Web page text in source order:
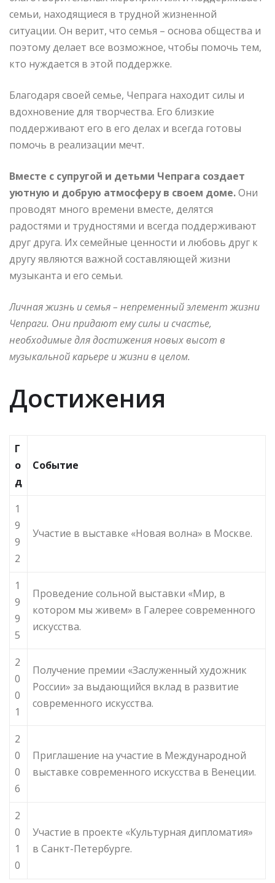
семьи, находящиеся в трудной жизненной
ситуации. Он верит, что семья – основа общества и
поэтому делает все возможное, чтобы помочь тем,
кто нуждается в этой поддержке.
Благодаря своей семье, Чепрага находит силы и
вдохновение для творчества. Его близкие
поддерживают его в его делах и всегда готовы
помочь в реализации мечт.
Вместе с супругой и детьми Чепрага создает
уютную и добрую атмосферу в своем доме.Они
проводят много времени вместе, делятся
радостями и трудностями и всегда поддерживают
друг друга. Их семейные ценности и любовь друг к
другу являются важной составляющей жизни
музыканта и его семьи.
Личная жизнь и семья – непременный элемент жизни
Чепраги. Они придают ему силы и счастье,
необходимые для достижения новых высот в
музыкальной карьере и жизни в целом.
Достижения
Г
о
д
Событие
1
9
9
2
Участие в выставке «Новая волна» в Москве.
1
9
9
5
Проведение сольной выставки «Мир, в
котором мы живем» в Галерее современного
искусства.
2
0
0
1
Получение премии «Заслуженный художник
России» за выдающийся вклад в развитие
современного искусства.
2
0
0
6
Приглашение на участие в Международной
выставке современного искусства в Венеции.
2
0
1
0
Участие в проекте «Культурная дипломатия»
в Санкт-Петербурге.